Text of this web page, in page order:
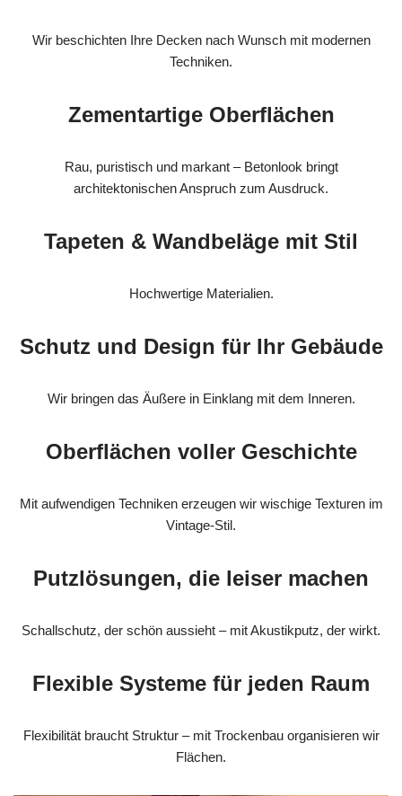
Wir beschichten Ihre Decken nach Wunsch mit modernen
Techniken.
Zementartige Oberflächen
Rau, puristisch und markant – Betonlook bringt
architektonischen Anspruch zum Ausdruck.
Tapeten & Wandbeläge mit Stil
Hochwertige Materialien.
Schutz und Design für Ihr Gebäude
Wir bringen das Äußere in Einklang mit dem Inneren.
Oberflächen voller Geschichte
Mit aufwendigen Techniken erzeugen wir wischige Texturen im
Vintage-Stil.
Putzlösungen, die leiser machen
Schallschutz, der schön aussieht – mit Akustikputz, der wirkt.
Flexible Systeme für jeden Raum
Flexibilität braucht Struktur – mit Trockenbau organisieren wir
Flächen.